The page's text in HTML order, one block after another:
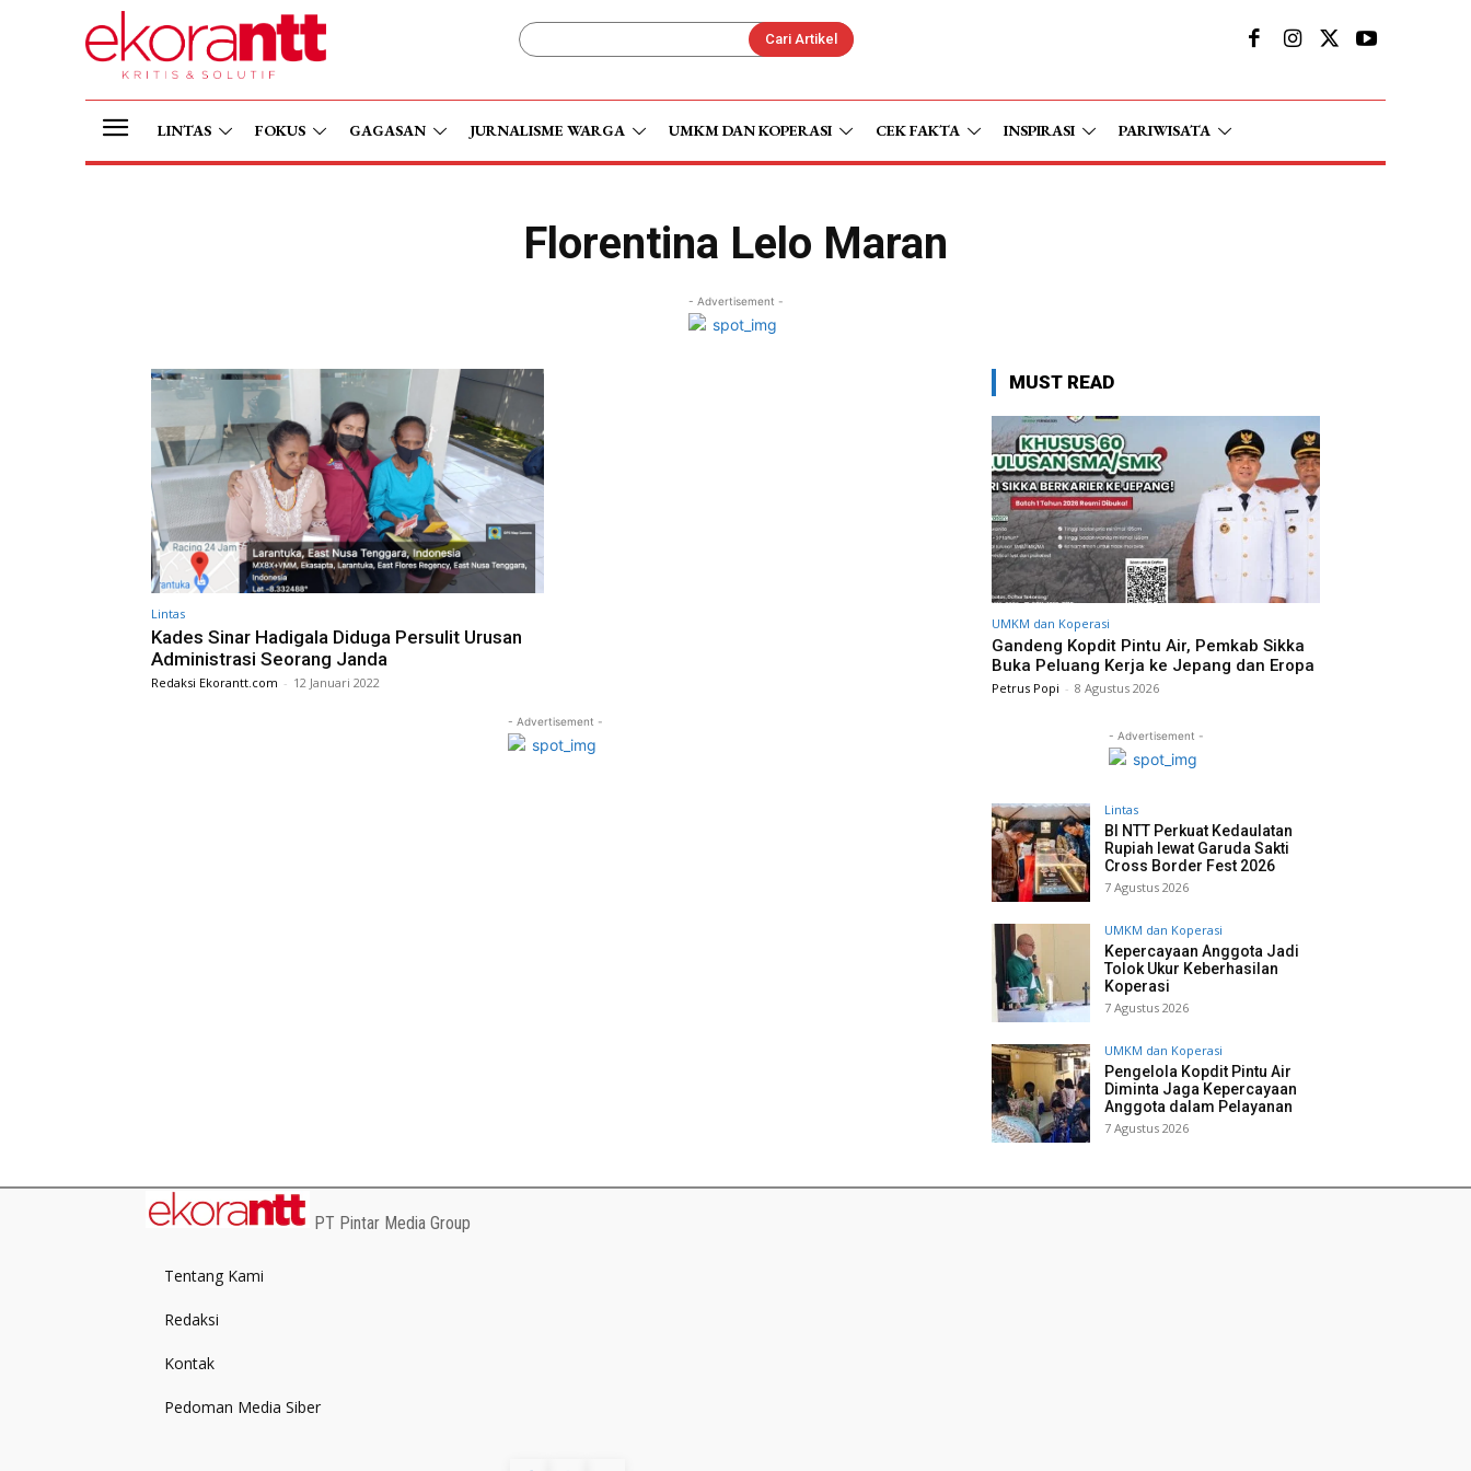
Cari Artikel
LINTAS FOKUS GAGASAN JURNALISME WARGA UMKM DAN KOPERASI CEK FAKTA INSPIRASI PARIWISATA
Florentina Lelo Maran
- Advertisement -
Lintas
Kades Sinar Hadigala Diduga Persulit Urusan
Administrasi Seorang Janda
Redaksi Ekorantt.com - 12 Januari 2022
- Advertisement -
MUST READ
UMKM dan Koperasi
Gandeng Kopdit Pintu Air, Pemkab Sikka
Buka Peluang Kerja ke Jepang dan Eropa
Petrus Popi - 8 Agustus 2026
- Advertisement -
Lintas
BI NTT Perkuat Kedaulatan
Rupiah lewat Garuda Sakti
Cross Border Fest 2026
7 Agustus 2026
UMKM dan Koperasi
Kepercayaan Anggota Jadi
Tolok Ukur Keberhasilan
Koperasi
7 Agustus 2026
UMKM dan Koperasi
Pengelola Kopdit Pintu Air
Diminta Jaga Kepercayaan
Anggota dalam Pelayanan
7 Agustus 2026
PT Pintar Media Group
Tentang Kami
Redaksi
Kontak
Pedoman Media Siber